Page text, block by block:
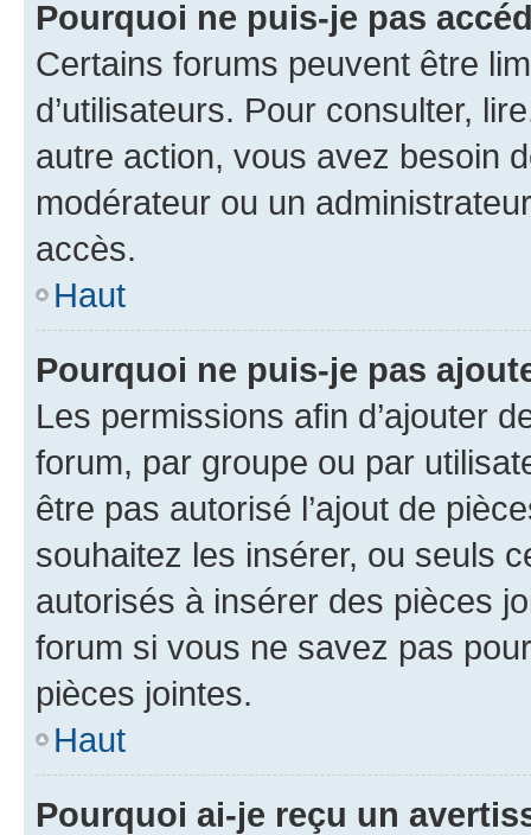
Pourquoi ne puis-je pas
Certains forums peuvent être
d’utilisateurs. Pour consulter,
autre action, vous avez besoin
modérateur ou un
accès.
Haut
Pourquoi ne puis-je pas
Les permissions afin d’ajouter
forum, par groupe ou par
être pas autorisé l’ajout de
souhaitez les insérer, ou seuls
autorisés à insérer des pièces
forum si vous ne savez pas
pièces jointes.
Haut
Pourquoi ai-je reçu un